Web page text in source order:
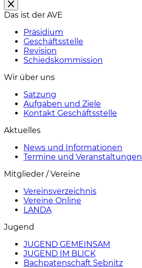
Das ist der AVE
Präsidium
Geschäftsstelle
Revision
Schiedskommission
Wir über uns
Satzung
Aufgaben und Ziele
Kontakt Geschäftsstelle
Aktuelles
News und Informationen
Termine und Veranstaltungen
Mitglieder / Vereine
Vereinsverzeichnis
Vereine Online
LANDA
Jugend
JUGEND GEMEINSAM
JUGEND IM BLICK
Bachpatenschaft Sebnitz